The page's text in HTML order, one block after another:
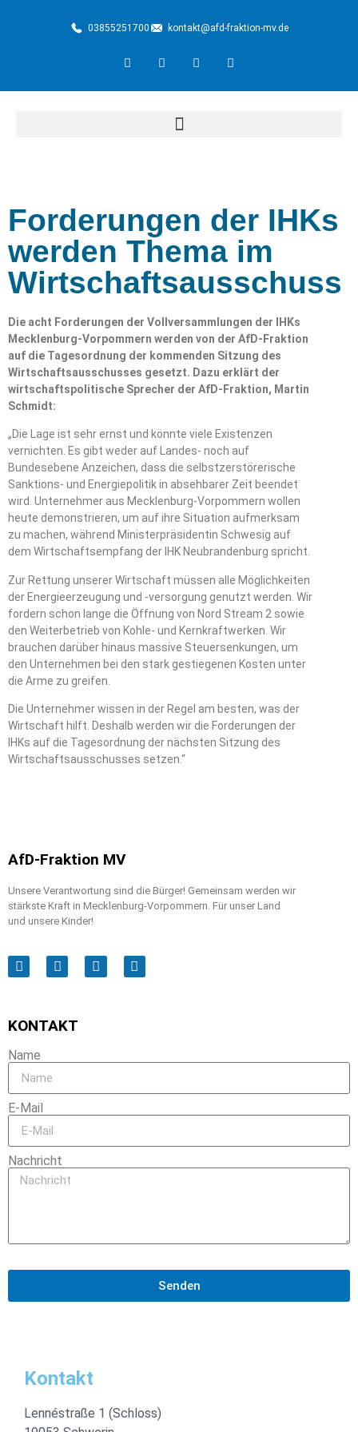
03855251700 kontakt@afd-fraktion-mv.de
Forderungen der IHKs
werden Thema im
Wirtschaftsausschuss
Die acht Forderungen der Vollversammlungen der IHKs
Mecklenburg-Vorpommern werden von der AfD-Fraktion
auf die Tagesordnung der kommenden Sitzung des
Wirtschaftsausschusses gesetzt. Dazu erklärt der
wirtschaftspolitische Sprecher der AfD-Fraktion, Martin
Schmidt:
„Die Lage ist sehr ernst und könnte viele Existenzen
vernichten. Es gibt weder auf Landes- noch auf
Bundesebene Anzeichen, dass die selbstzerstörerische
Sanktions- und Energiepolitik in absehbarer Zeit beendet
wird. Unternehmer aus Mecklenburg-Vorpommern wollen
heute demonstrieren, um auf ihre Situation aufmerksam
zu machen, während Ministerpräsidentin Schwesig auf
dem Wirtschaftsempfang der IHK Neubrandenburg spricht.
Zur Rettung unserer Wirtschaft müssen alle Möglichkeiten
der Energieerzeugung und -versorgung genutzt werden. Wir
fordern schon lange die Öffnung von Nord Stream 2 sowie
den Weiterbetrieb von Kohle- und Kernkraftwerken. Wir
brauchen darüber hinaus massive Steuersenkungen, um
den Unternehmen bei den stark gestiegenen Kosten unter
die Arme zu greifen.
Die Unternehmer wissen in der Regel am besten, was der
Wirtschaft hilft. Deshalb werden wir die Forderungen der
IHKs auf die Tagesordnung der nächsten Sitzung des
Wirtschaftsausschusses setzen.“
AfD-Fraktion MV
Unsere Verantwortung sind die Bürger! Gemeinsam werden wir
stärkste Kraft in Mecklenburg-Vorpommern. Für unser Land
und unsere Kinder!
KONTAKT
Name
E-Mail
Nachricht
Senden
Kontakt
Lennéstraße 1 (Schloss)